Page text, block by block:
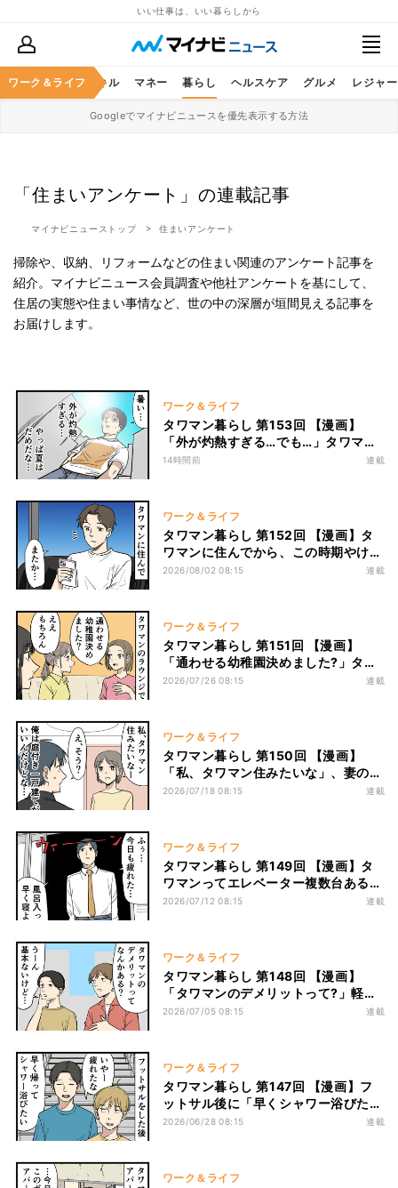
いい仕事は、いい暮らしから
ワーク＆ライフ
ア ビジネススキル マネー 暮らし ヘルスケア グルメ レジャー
Googleでマイナビニュースを優先表示する方法
「住まいアンケート」の連載記事
マイナビニューストップ 住まいアンケート
掃除や、収納、リフォームなどの住まい関連のアンケート記事を
紹介。マイナビニュース会員調査や他社アンケートを基にして、
住居の実態や住まい事情など、世の中の深層が垣間見える記事を
お届けします。
ワーク＆ライフ
タワマン暮らし 第153回 【漫画】
「外が灼熱すぎる…でも…」タワマン
に住んで分かった夏のメリット
14時間前 連載
ワーク＆ライフ
タワマン暮らし 第152回 【漫画】タ
ワマンに住んでから、この時期やけに
女子から連絡が来る…花火大会シーズ
2026/08/02 08:15 連載
ワーク＆ライフ
タワマン暮らし 第151回 【漫画】
「通わせる幼稚園決めました?」タワ
マンのラウンジで聞かれたひと言に格
2026/07/26 08:15 連載
ワーク＆ライフ
タワマン暮らし 第150回 【漫画】
「私、タワマン住みたいな」、妻の押
しに負けてタワマンを買うことになっ
2026/07/18 08:15 連載
ワーク＆ライフ
タワマン暮らし 第149回 【漫画】タ
ワマンってエレベーター複数台あるの
に? 帰宅後に待っていた“絶望的な待
2026/07/12 08:15 連載
ワーク＆ライフ
タワマン暮らし 第148回 【漫画】
「タワマンのデメリットって?」軽く
聞いたつもりが、友人の答えが想像以
2026/07/05 08:15 連載
ワーク＆ライフ
タワマン暮らし 第147回 【漫画】フ
ットサル後に「早くシャワー浴びた
い」と言っただけなのに…タワマン住
2026/06/28 08:15 連載
ワーク＆ライフ